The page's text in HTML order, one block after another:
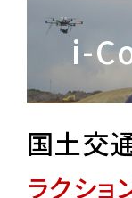
i-
国土交
ラクショ